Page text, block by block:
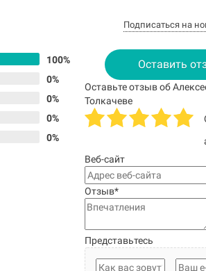
Подписаться на
100%
0%
0%
0%
0%
Оставить
Оставьте отзыв об
Толкачеве
Веб-сайт
Отзыв*
Представьтесь